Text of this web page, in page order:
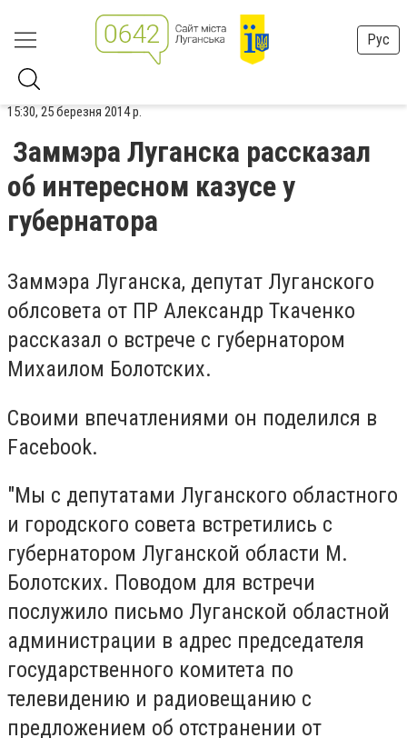
Рус
15:30, 25 березня 2014 р.
Заммэра Луганска рассказал
об интересном казусе у
губернатора
Заммэра Луганска, депутат Луганского
облсовета от ПР Александр Ткаченко
рассказал о встрече с губернатором
Михаилом Болотских.
Своими впечатлениями он поделился в
Facebook.
"Мы с депутатами Луганского областного
и городского совета встретились с
губернатором Луганской области М.
Болотских. Поводом для встречи
послужило письмо Луганской областной
администрации в адрес председателя
государственного комитета по
телевидению и радиовещанию с
предложением об отстранении от